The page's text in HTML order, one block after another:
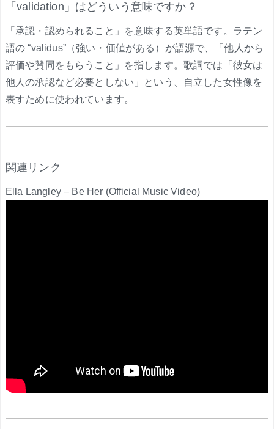
「validation」はどういう意味ですか？
「承認・認められること」を意味する英単語です。ラテン
語の “validus”（強い・価値がある）が語源で、「他人から
評価や賛同をもらうこと」を指します。歌詞では「彼女は
他人の承認など必要としない」という、自立した女性像を
表すために使われています。
関連リンク
Ella Langley – Be Her (Official Music Video)